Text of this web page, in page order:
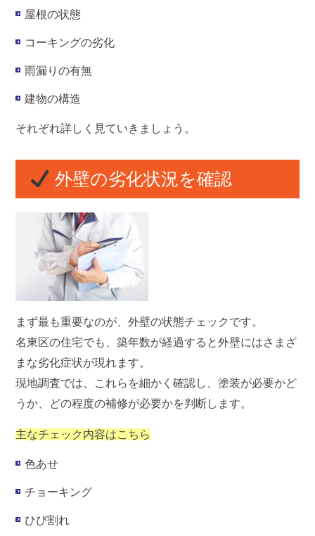
屋根の状態
コーキングの劣化
雨漏りの有無
建物の構造
それぞれ詳しく見ていきましょう。
外壁の劣化状況を確認
まず最も重要なのが、外壁の状態チェック です。
名東区の住宅でも、築年数が経過すると外壁にはさまざ
まな劣化症状が現れます。
現地調査では、これらを細かく確認し、塗装が必要かど
うか、どの程度の補修が必要かを判断します。
主なチェック内容はこちら
色あせ
チョーキング
ひび割れ